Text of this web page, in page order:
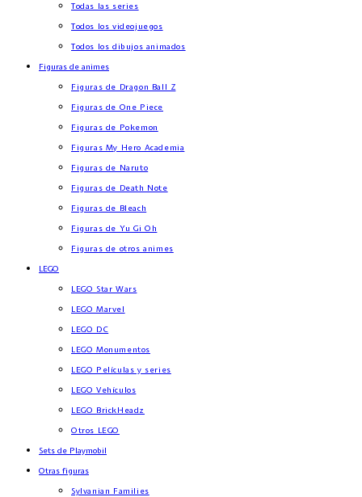
Todas las series
Todos los videojuegos
Todos los dibujos animados
Figuras de animes
Figuras de Dragon Ball Z
Figuras de One Piece
Figuras de Pokemon
Figuras My Hero Academia
Figuras de Naruto
Figuras de Death Note
Figuras de Bleach
Figuras de Yu Gi Oh
Figuras de otros animes
LEGO
LEGO Star Wars
LEGO Marvel
LEGO DC
LEGO Monumentos
LEGO Películas y series
LEGO Vehículos
LEGO BrickHeadz
Otros LEGO
Sets de Playmobil
Otras figuras
Sylvanian Families